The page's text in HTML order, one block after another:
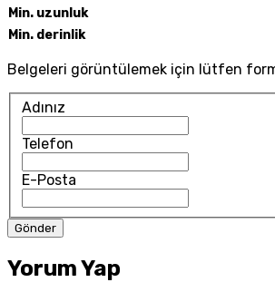
Min. uzunluk
Min. derinlik
Belgeleri görüntülemek için lütfen
Adınız
Telefon
E-Posta
Yorum Yap